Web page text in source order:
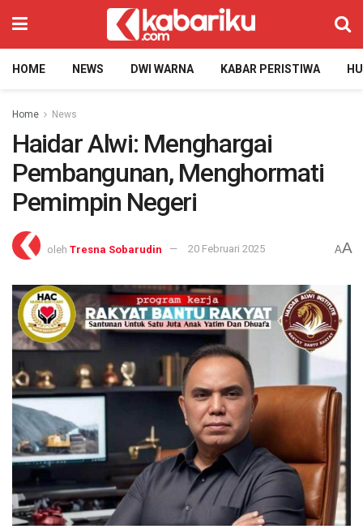
HOME NEWS DWI WARNA KABAR PERISTIWA
Home News
Haidar Alwi: Menghargai
Pembangunan, Menghormati
Pemimpin Negeri
oleh Tresna Sobarudin 20 Februari 2025 AA